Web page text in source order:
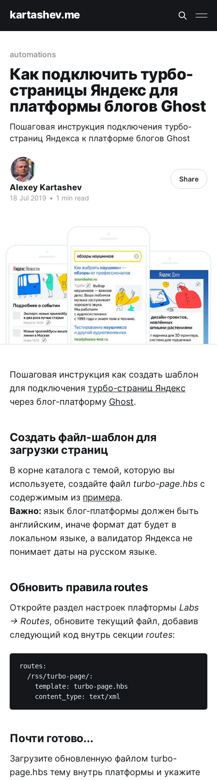
kartashev.me
automations
Как подключить турбо-
страницы Яндекс для
платформы блогов Ghost
Пошаговая инструкция подключения турбо-
страниц Яндекса к платформе блогов Ghost
Alexey Kartashev
18 Jul 2019 • 1 min read
Share
Пошаговая инструкция как создать шаблон
для подключения турбо-страниц Яндекс
через блог-платформу Ghost.
Создать файл-шаблон для
загрузки страниц
В корне каталога с темой, которую вы
используете, создайте файл turbo-page.hbs с
содержимым из примера.
Важно: язык блог-платформы должен быть
английским, иначе формат дат будет в
локальном языке, а валидатор Яндекса не
понимает даты на русском языке.
Обновить правила routes
Откройте раздел настроек плафтормы Labs
→ Routes, обновите текущий файл, добавив
следующий код внутрь секции routes:
routes:
  /rss/turbo-page/:
    template: turbo-page.hbs
    content_type: text/xml
Почти готово...
Загрузите обновленную файлом turbo-
page.hbs тему внутрь платформы и укажите